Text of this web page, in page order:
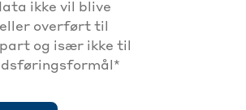
ikke vil blive
overført til
og især ikke til